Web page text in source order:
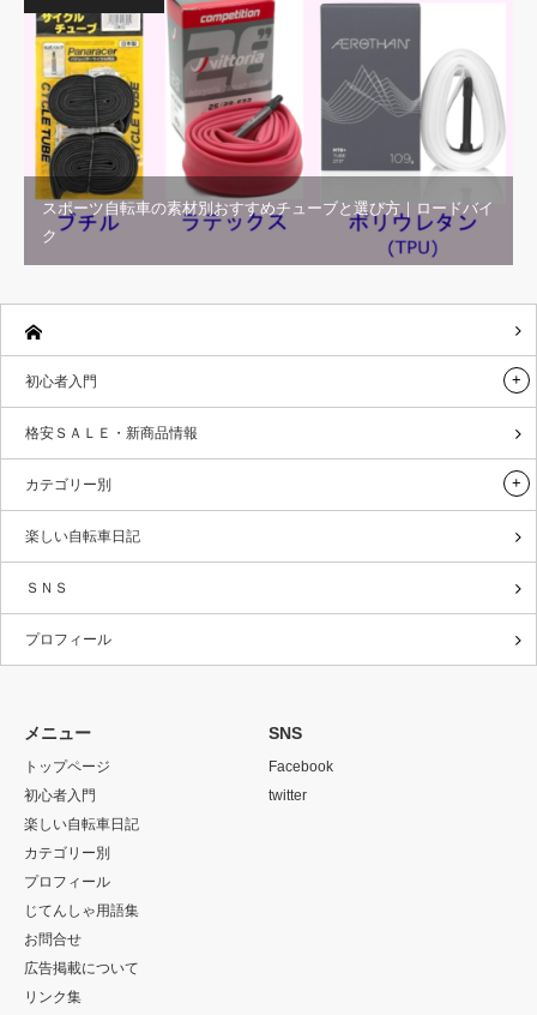
スポーツ自転車の素材別おすすめチューブと選び方｜ロードバイ
ク
初心者入門
格安ＳＡＬＥ・新商品情報
カテゴリー別
楽しい自転車日記
ＳＮＳ
プロフィール
メニュー
トップページ
初心者入門
楽しい自転車日記
カテゴリー別
プロフィール
じてんしゃ用語集
お問合せ
広告掲載について
リンク集
SNS
Facebook
twitter